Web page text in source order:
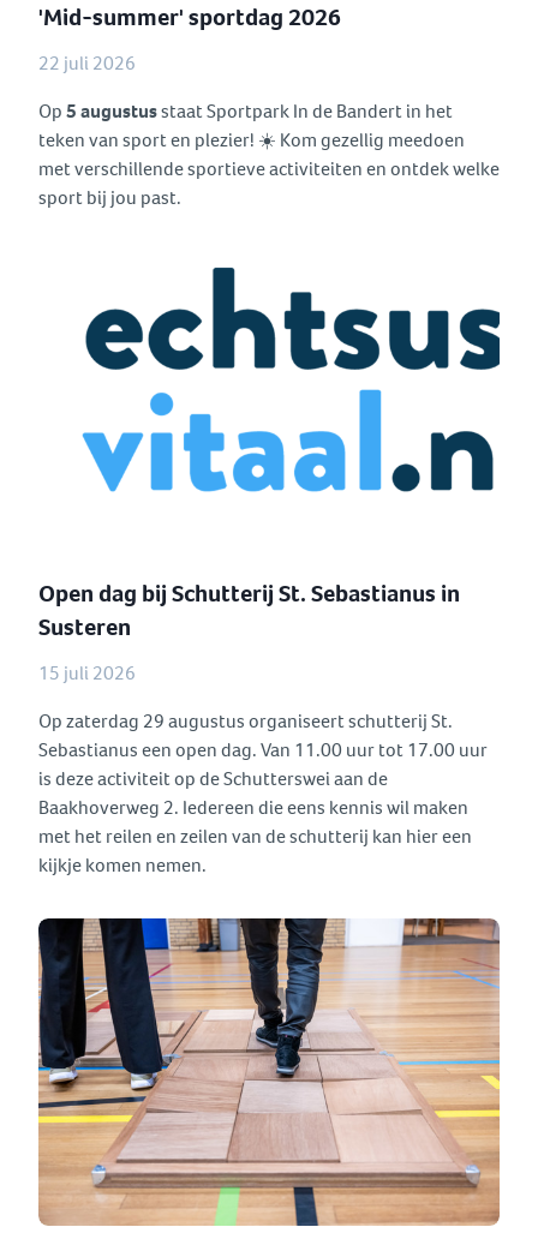
'Mid-summer' sportdag 2026
22 juli 2026
Op5 augustusstaat Sportpark In de Bandert in het
teken van sport en plezier! ☀️ Kom gezellig meedoen
met verschillende sportieve activiteiten en ontdek welke
sport bij jou past.
Open dag bij Schutterij St. Sebastianus in
Susteren
15 juli 2026
Op zaterdag 29 augustus organiseert schutterij St.
Sebastianus een open dag. Van 11.00 uur tot 17.00 uur
is deze activiteit op de Schutterswei aan de
Baakhoverweg 2. Iedereen die eens kennis wil maken
met het reilen en zeilen van de schutterij kan hier een
kijkje komen nemen.